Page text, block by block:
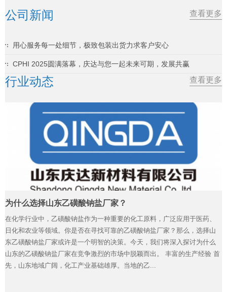
公司新闻 查看更多
用心服务每一处细节，极致包装出货力求客户安心
CPHI 2025圆满落幕，庆达与您一起未来可期，发展共赢
行业动态 查看更多
为什么选择山东乙磺酸钠盐厂家？
在化学行业中，乙磺酸钠盐作为一种重要的化工原料，广泛应用于医药、
日化和农业等领域。你是否在寻找可靠的乙磺酸钠盐厂家？那么，选择山
东乙磺酸钠盐厂家或许是一个明智的决策。今天，我们将深入探讨为什么
山东的乙磺酸钠盐厂家在竞争激烈的市场中脱颖而出。 丰富的生产经验 首
先，山东地域广阔，化工产业基础雄厚。当地的乙...